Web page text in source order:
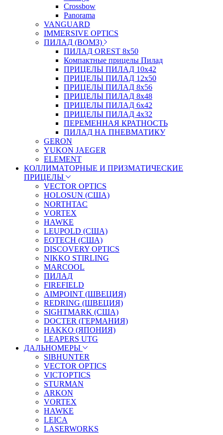
Crossbow
Panorama
VANGUARD
IMMERSIVE OPTICS
ПИЛАД (ВОМЗ)
ПИЛАД OREST 8х50
Компактные прицелы Пилад
ПРИЦЕЛЫ ПИЛАД 10х42
ПРИЦЕЛЫ ПИЛАД 12х50
ПРИЦЕЛЫ ПИЛАД 8х56
ПРИЦЕЛЫ ПИЛАД 8х48
ПРИЦЕЛЫ ПИЛАД 6х42
ПРИЦЕЛЫ ПИЛАД 4х32
ПЕРЕМЕННАЯ КРАТНОСТЬ
ПИЛАД НА ПНЕВМАТИКУ
GERON
YUKON JAEGER
ELEMENT
КОЛЛИМАТОРНЫЕ И ПРИЗМАТИЧЕСКИЕ
ПРИЦЕЛЫ
VECTOR OPTICS
HOLOSUN (США)
NORTHTAC
VORTEX
HAWKE
LEUPOLD (США)
EOTECH (США)
DISCOVERY OPTICS
NIKKO STIRLING
MARCOOL
ПИЛАД
FIREFIELD
AIMPOINT (ШВЕЦИЯ)
REDRING (ШВЕЦИЯ)
SIGHTMARK (США)
DOCTER (ГЕРМАНИЯ)
HAKKO (ЯПОНИЯ)
LEAPERS UTG
ДАЛЬНОМЕРЫ
SIBHUNTER
VECTOR OPTICS
VICTOPTICS
STURMAN
ARKON
VORTEX
HAWKE
LEICA
LASERWORKS